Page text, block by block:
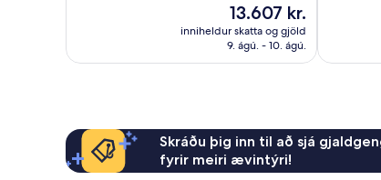
Verðið
er
13.607 kr.
13.607 kr.
inniheldur skatta og gjöld
9. ágú. - 10. ágú.
Skráðu þig inn til að sjá
fyrir meiri ævintýri!